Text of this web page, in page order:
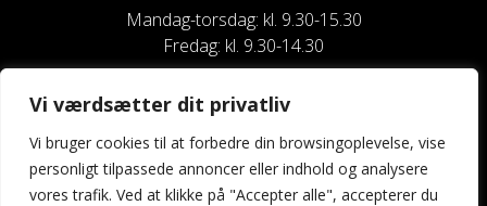
Vi værdsætter dit privatliv
Vi bruger cookies til at forbedre din browsingoplevelse, vise
personligt tilpassede annoncer eller indhold og analysere
vores trafik. Ved at klikke på "Accepter alle", accepterer du
Mandag-torsdag: kl. 9.30-15.30
Fredag: kl. 9.30-14.30
CVR nr. 20916818
Reg. & Kontonr.: 4180 3119119022
Privatlivspolitik og cookies